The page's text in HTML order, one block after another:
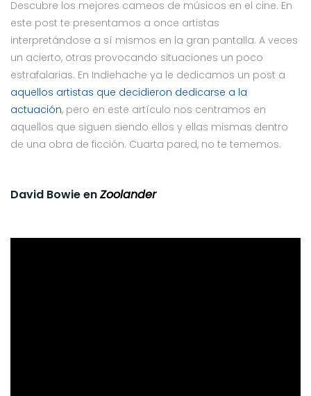
Descubre los mejores cameos de músicos en el cine. En
este post te presentamos a once artistas
interpretándose a sí mismos en la gran pantalla. A veces
un acierto, otras provocando situaciones un poco
estrafalarias. En Indiehache ya le dedicamos un post a
aquellos artistas que decidieron dedicarse a la
actuación, pero en este artículo nos centramos en
aquellos que siguen siendo ellos y ellas mismas dentro
de una obra de ficción. Cuarta pared, no te tememos.
David Bowie enZoolander